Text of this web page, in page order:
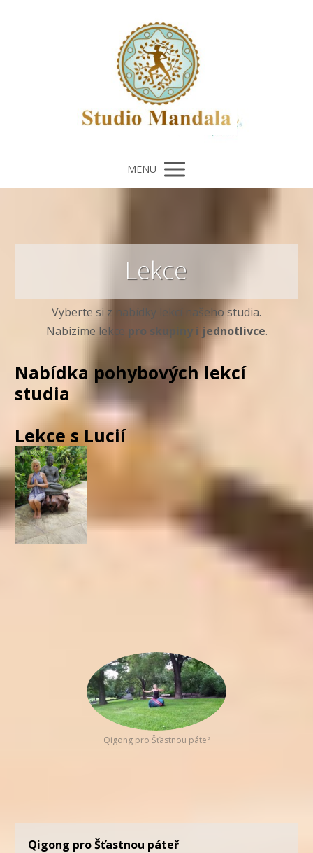
MENU
Lekce
Vyberte si z nabídky lekcí našeho studia.
Nabízíme lekce pro skupiny i jednotlivce.
Nabídka pohybových lekcí
studia
Lekce s Lucií
Qigong pro Šťastnou páteř
Qigong pro Šťastnou páteř